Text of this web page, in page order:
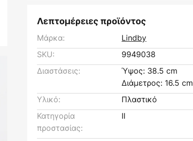
Λεπτομέρειες προϊόντος
Μάρκα:
Lindby
SKU:
9949038
Διαστάσεις:
Ύψος: 38.5 cm
Διάμετρος: 16.5 cm
Υλικό:
Πλαστικό
Κατηγορία
προστασίας:
II